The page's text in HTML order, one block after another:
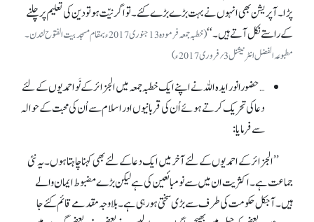
پڑا۔ آپریشن بھی انہوں نے بہت بڑے بڑے کئے۔ تو اگر نیّت ہو تو دین کی تعلیم پر چلنے
کے راستے نکل آتے ہیں۔ ‘‘
(خطبہ جمعہ فرمودہ 13جنوری 2017ء بمقام مسجدبیت الفتوح لندن۔
مطبوعہ الفضل انٹرنیشنل 3؍فروری 2017ء)
…حضورانور ایدہ اللہ نے اپنے ایک خطبہ جمعہ میں الجزائر کے نَواحمدیوں کے لئے
دعا کی تحریک کرتے ہوئے اُن کی قربانیوں اور اسلام سے اُن کی محبت کے حوالہ
سے فرمایا:
’’الجزائر کے احمدیوں کے لئے آخر میں ایک دعا کے لئے بھی کہنا چاہتا ہوں۔ یہ نئی
جماعت ہے۔ اکثریت ان میں سے نومبائعین کی ہے لیکن بڑے مضبوط ایمان والے
ہیں۔ آجکل حکومت کی طرف سے بڑی سختی ہو رہی ہے۔ بلا وجہ مقدمے قائم کئے جا